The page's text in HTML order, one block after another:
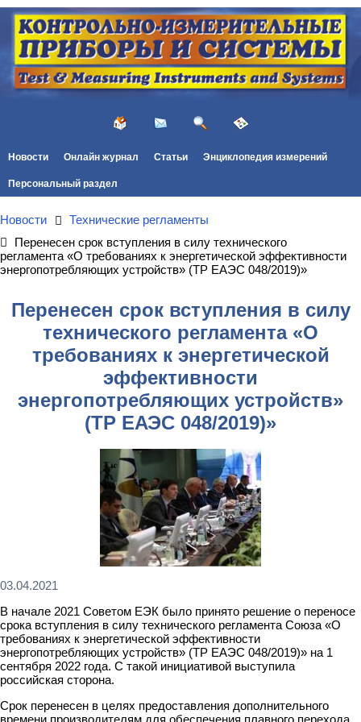
Новости Онлайн журнал Статьи Энциклопедия измерений
Персональный раздел
Новости
Технические регламенты
Перенесен срок вступления в силу технического
регламента «О требованиях к энергетической эффективности
энергопотребляющих устройств» (ТР ЕАЭС 048/2019)»
Перенесен срок вступления в силу
технического регламента «О
требованиях к энергетической
эффективности
энергопотребляющих устройств»
(ТР ЕАЭС 048/2019)»
03.04.2021
В начале 2021 Советом ЕЭК было принято решение о переносе
срока вступления в силу технического регламента Союза «О
требованиях к энергетической эффективности
энергопотребляющих устройств» (ТР ЕАЭС 048/2019)» на 1
сентября 2022 года. С такой инициативой выступила
российская сторона.
Срок перенесен в целях предоставления дополнительного
времени производителям для обеспечения плавного перехода